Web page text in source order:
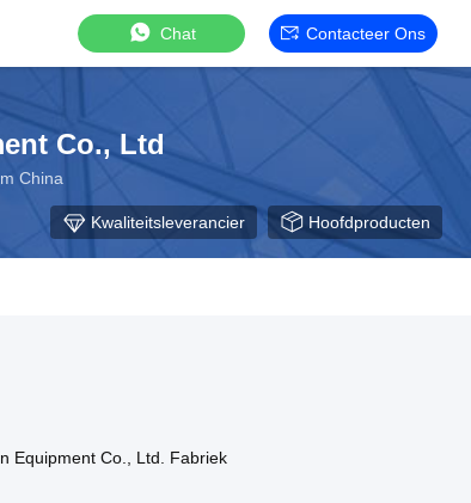
Chat Contacteer Ons
Co., Ltd
China
Kwaliteitsleverancier Hoofdproducten
Equipment Co., Ltd. Fabriek